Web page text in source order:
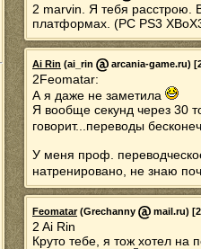
2 marvin. Я тебя расстрою.
платформах. (PC PS3
Ai Rin (ai_rin arcania-game.ru)
2Feomatar:
А я даже не заметила
Я вообще секунд через 30
говорит...переводы
У меня проф.
натренировано, не знаю
Feomatar(Grechanny mail.ru)
2 Ai Rin
Круто тебе, я тож хотел на